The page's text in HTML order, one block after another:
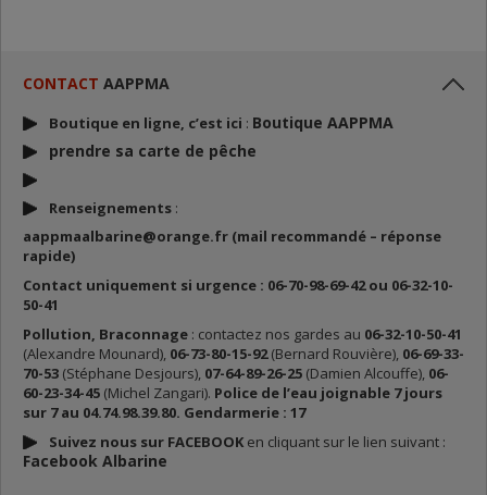
CONTACT AAPPMA
Boutique en ligne, c’est ici : Boutique AAPPMA
prendre sa carte de pêche
Renseignements :
aappmaalbarine@orange.fr (mail recommandé – réponse
rapide)
Contact uniquement si urgence : 06-70-98-69-42 ou 06-32-10-
50-41
Pollution, Braconnage : contactez nos gardes au 06-32-10-50-41
(Alexandre Mounard), 06-73-80-15-92(Bernard Rouvière), 06-69-33-
70-53 (Stéphane Desjours), 07-64-89-26-25 (Damien Alcouffe), 06-
60-23-34-45 (Michel Zangari). Police de l’eau joignable 7 jours
sur 7 au 04.74.98.39.80. Gendarmerie : 17
Suivez nous sur FACEBOOK en cliquant sur le lien suivant :
Facebook Albarine